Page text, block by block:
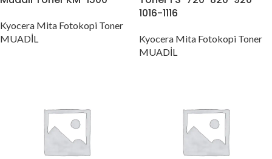
Kyocera Mita Fotokopi Toner
MUADİL
1016-1116
Kyocera Mita Fotokopi Toner
MUADİL